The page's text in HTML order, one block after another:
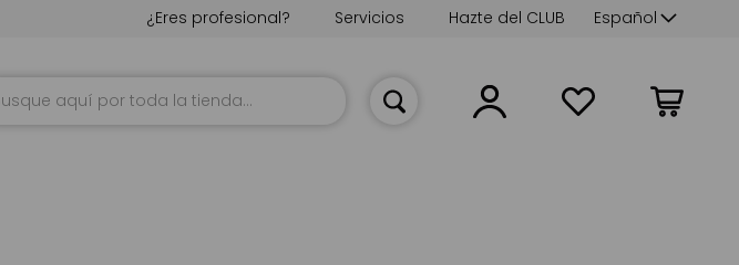
Lenguaje
Español
Hazte del CLUB
Servicios
¿Eres profesional?
Mi cesta